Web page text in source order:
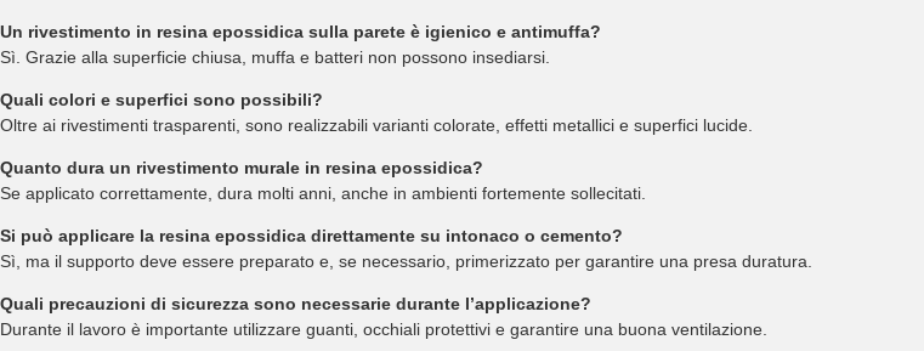
Un rivestimento in resina epossidica sulla parete è igienico e antimuffa?
Sì. Grazie alla superficie chiusa, muffa e batteri non possono insediarsi.
Quali colori e superfici sono possibili?
Oltre ai rivestimenti trasparenti, sono realizzabili varianti colorate, effetti metallici e superfici lucide.
Quanto dura un rivestimento murale in resina epossidica?
Se applicato correttamente, dura molti anni, anche in ambienti fortemente sollecitati.
Si può applicare la resina epossidica direttamente su intonaco o cemento?
Sì, ma il supporto deve essere preparato e, se necessario, primerizzato per garantire una presa duratura.
Quali precauzioni di sicurezza sono necessarie durante l’applicazione?
Durante il lavoro è importante utilizzare guanti, occhiali protettivi e garantire una buona ventilazione.